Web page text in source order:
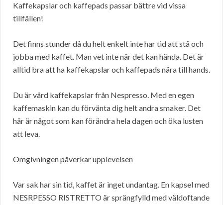
Kaffekapslar och kaffepads passar bättre vid vissa
tillfällen!
Det finns stunder då du helt enkelt inte har tid att stå och
jobba med kaffet. Man vet inte när det kan hända. Det är
alltid bra att ha kaffekapslar och kaffepads nära till hands.
Du är värd kaffekapslar från Nespresso. Med en egen
kaffemaskin kan du förvänta dig helt andra smaker. Det
här är något som kan förändra hela dagen och öka lusten
att leva.
Omgivningen påverkar upplevelsen
Var sak har sin tid, kaffet är inget undantag. En kapsel med
NESRPESSO RISTRETTO är sprängfylld med väldoftande